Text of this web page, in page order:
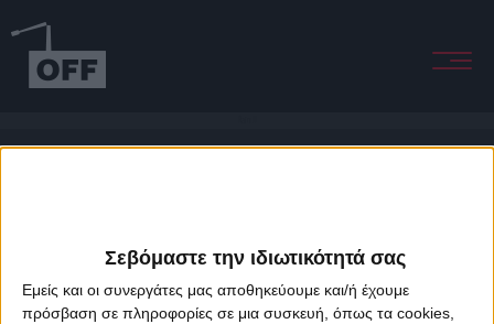
Σεβόμαστε την ιδιωτικότητά σας
Εμείς και οι συνεργάτες μας αποθηκεύουμε και/ή έχουμε
πρόσβαση σε πληροφορίες σε μια συσκευή, όπως τα cookies,